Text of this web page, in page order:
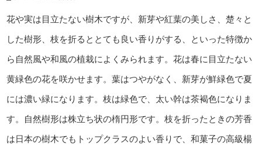
花や実は目立たない樹木ですが、新芽や紅葉の美しさ、楚々と
した樹形、枝を折るととても良い香りがする、といった特徴か
ら自然風や和風の植栽によくみられます。花は春に目立たない
黄緑色の花を咲かせます。葉はつやがなく、新芽が鮮緑色で夏
には濃い緑になります。枝は緑色で、太い幹は茶褐色になりま
す。自然樹形は株立ち状の楕円形です。枝を折ったときの芳香
は日本の樹木でもトップクラスのよい香りで、和菓子の高級楊